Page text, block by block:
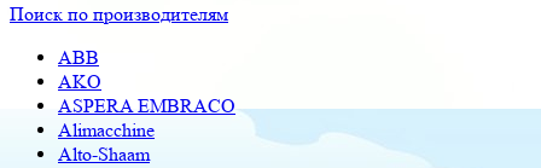
Поиск по производителям
ABB
AKO
ASPERA EMBRACO
Alimacchine
Alto-Shaam